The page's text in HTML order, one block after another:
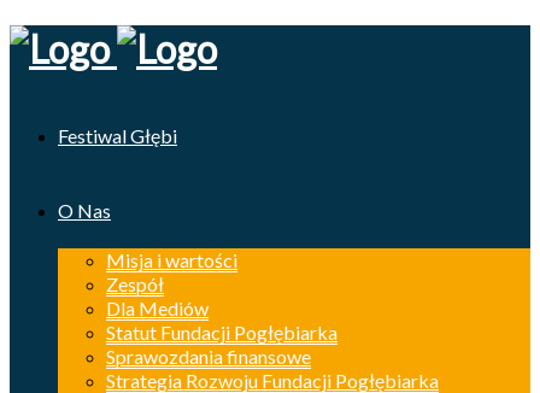
Festiwal Głębi
O Nas
Misja i wartości
Zespół
Dla Mediów
Statut Fundacji Pogłębiarka
Sprawozdania finansowe
Strategia Rozwoju Fundacji Pogłębiarka